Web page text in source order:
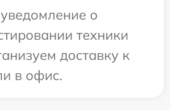
о
техники
доставку к
в офис.